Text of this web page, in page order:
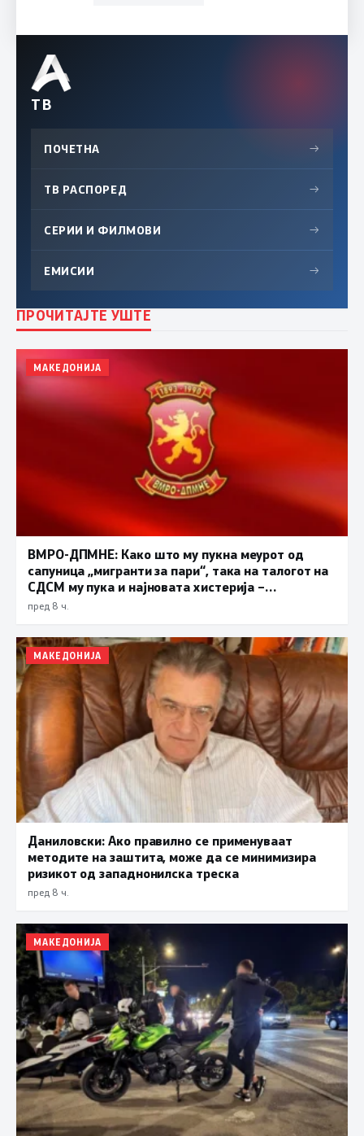
ТВ
ПОЧЕТНА →
ТВ РАСПОРЕД →
СЕРИИ И ФИЛМОВИ →
ЕМИСИИ →
ПРОЧИТАЈТЕ УШТЕ
МАКЕДОНИЈА
ВМРО-ДПМНЕ: Како што му пукна меурот од
сапуница „мигранти за пари“, така на талогот на
СДСМ му пука и најновата хистерија –
прифаќање на француски предлог
пред 8 ч.
МАКЕДОНИЈА
Даниловски: Ако правилно се применуваат
методите на заштита, може да се минимизира
ризикот од западнонилска треска
пред 8 ч.
МАКЕДОНИЈА